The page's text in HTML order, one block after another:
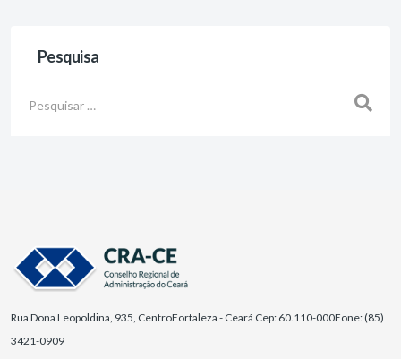
Pesquisa
Rua Dona Leopoldina, 935, CentroFortaleza - Ceará Cep: 60.110-000Fone: (85)
3421-0909